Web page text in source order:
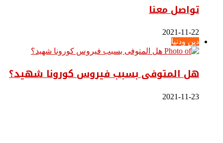
تواصل معنا
2021-11-22
دين ودنيا
هل المتوفى بسبب فيروس كورونا شهيد؟
2021-11-23